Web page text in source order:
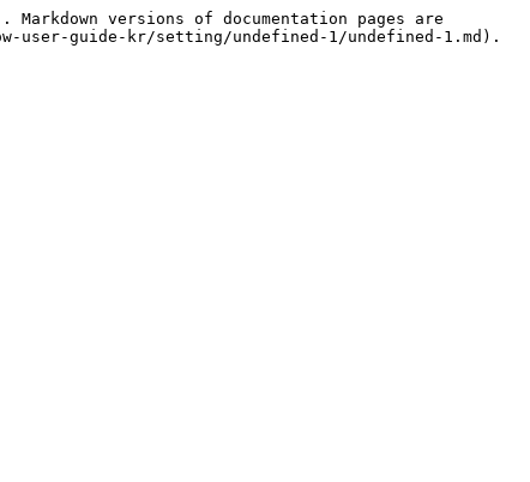
versions of documentation pages are
user-guide-kr/setting/undefined-1/undefined-1.md).